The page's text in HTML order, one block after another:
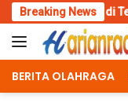
Skip
to
content
Breaking News
Tengah Masyarakat
BERITA OLAHRAGA